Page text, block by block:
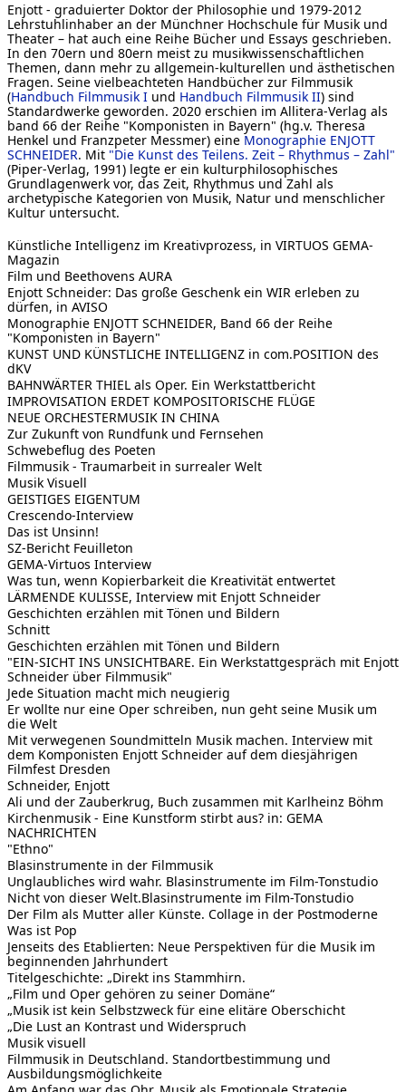
Enjott - graduierter Doktor der Philosophie und 1979-2012
Lehrstuhlinhaber an der Münchner Hochschule für Musik und
Theater – hat auch eine Reihe Bücher und Essays geschrieben.
In den 70ern und 80ern meist zu musikwissenschaftlichen
Themen, dann mehr zu allgemein-kulturellen und ästhetischen
Fragen. Seine vielbeachteten Handbücher zur Filmmusik
(Handbuch Filmmusik I und Handbuch Filmmusik II) sind
Standardwerke geworden. 2020 erschien im Allitera-Verlag als
band 66 der Reihe "Komponisten in Bayern" (hg.v. Theresa
Henkel und Franzpeter Messmer) eine Monographie ENJOTT
SCHNEIDER. Mit "Die Kunst des Teilens. Zeit – Rhythmus – Zahl"
(Piper-Verlag, 1991) legte er ein kulturphilosophisches
Grundlagenwerk vor, das Zeit, Rhythmus und Zahl als
archetypische Kategorien von Musik, Natur und menschlicher
Kultur untersucht.
Künstliche Intelligenz im Kreativprozess, in VIRTUOS GEMA-
Magazin
Film und Beethovens AURA
Enjott Schneider: Das große Geschenk ein WIR erleben zu
dürfen, in AVISO
Monographie ENJOTT SCHNEIDER, Band 66 der Reihe
"Komponisten in Bayern"
KUNST UND KÜNSTLICHE INTELLIGENZ in com.POSITION des
dKV
BAHNWÄRTER THIEL als Oper. Ein Werkstattbericht
IMPROVISATION ERDET KOMPOSITORISCHE FLÜGE
NEUE ORCHESTERMUSIK IN CHINA
Zur Zukunft von Rundfunk und Fernsehen
Schwebeflug des Poeten
Filmmusik - Traumarbeit in surrealer Welt
Musik Visuell
GEISTIGES EIGENTUM
Crescendo-Interview
Das ist Unsinn!
SZ-Bericht Feuilleton
GEMA-Virtuos Interview
Was tun, wenn Kopierbarkeit die Kreativität entwertet
LÄRMENDE KULISSE, Interview mit Enjott Schneider
Geschichten erzählen mit Tönen und Bildern
Schnitt
Geschichten erzählen mit Tönen und Bildern
"EIN-SICHT INS UNSICHTBARE. Ein Werkstattgespräch mit Enjott
Schneider über Filmmusik"
Jede Situation macht mich neugierig
Er wollte nur eine Oper schreiben, nun geht seine Musik um
die Welt
Mit verwegenen Soundmitteln Musik machen. Interview mit
dem Komponisten Enjott Schneider auf dem diesjährigen
Filmfest Dresden
Schneider, Enjott
Ali und der Zauberkrug, Buch zusammen mit Karlheinz Böhm
Kirchenmusik - Eine Kunstform stirbt aus? in: GEMA
NACHRICHTEN
"Ethno"
Blasinstrumente in der Filmmusik
Unglaubliches wird wahr. Blasinstrumente im Film-Tonstudio
Nicht von dieser Welt.Blasinstrumente im Film-Tonstudio
Der Film als Mutter aller Künste. Collage in der Postmoderne
Was ist Pop
Jenseits des Etablierten: Neue Perspektiven für die Musik im
beginnenden Jahrhundert
Titelgeschichte: „Direkt ins Stammhirn.
„Film und Oper gehören zu seiner Domäne“
„Musik ist kein Selbstzweck für eine elitäre Oberschicht
„Die Lust an Kontrast und Widerspruch
Musik visuell
Filmmusik in Deutschland. Standortbestimmung und
Ausbildungsmöglichkeite